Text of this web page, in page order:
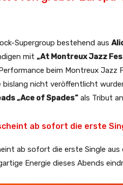
Supergroup bestehend aus
mit „At Montreux Jazz
beim Montreux Jazz
bislang nicht veröffentlicht
„Ace of Spades“ als Tribut an
ab sofort die erste
ab sofort die erste Single aus
Energie dieses Abends